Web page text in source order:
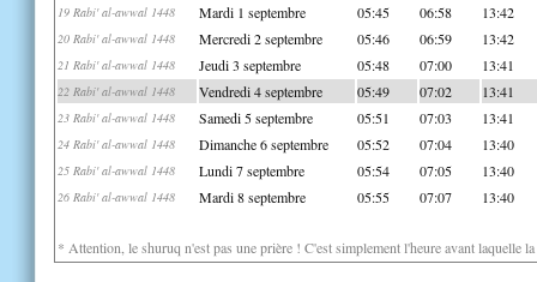
19 Rabi' al-awwal 1448 Mardi 1 septembre 05:45 06:58 13:42
20 Rabi' al-awwal 1448 Mercredi 2 septembre 05:46 06:59 13:42
21 Rabi' al-awwal 1448 Jeudi 3 septembre 05:48 07:00 13:41
22 Rabi' al-awwal 1448 Vendredi 4 septembre 05:49 07:02 13:41
23 Rabi' al-awwal 1448 Samedi 5 septembre 05:51 07:03 13:41
24 Rabi' al-awwal 1448 Dimanche 6 septembre 05:52 07:04 13:40
25 Rabi' al-awwal 1448 Lundi 7 septembre 05:54 07:05 13:40
26 Rabi' al-awwal 1448 Mardi 8 septembre 05:55 07:07 13:40
* Attention, le shuruq n'est pas une prière ! C'est simplement l'heure avant laquelle